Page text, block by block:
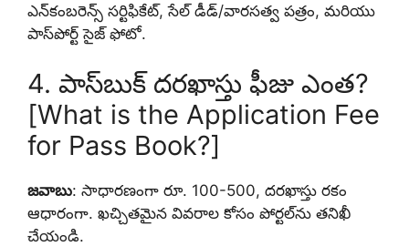
ఎన్‌కంబరెన్స్ సర్టిఫికేట్, సేల్ డీడ్/వారసత్వ పత్రం, మరియు
పాస్‌పోర్ట్ సైజ్ ఫోటో.
4. పాస్‌బుక్ దరఖాస్తు ఫీజు ఎంత?
[What is the Application Fee
for Pass Book?]
జవాబు: సాధారణంగా రూ. 100-500, దరఖాస్తు రకం
ఆధారంగా. ఖచ్చితమైన వివరాల కోసం పోర్టల్‌ను తనిఖీ
చేయండి.